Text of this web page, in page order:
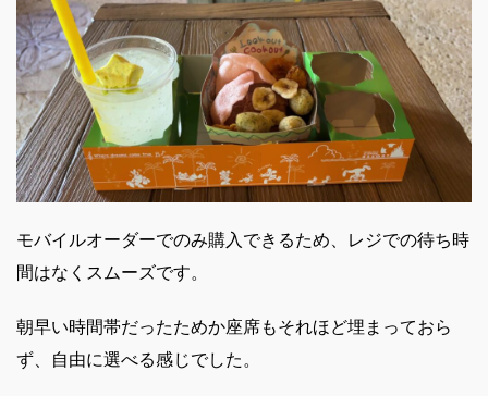
モバイルオーダーでのみ購入できるため、レジでの待ち時
間はなくスムーズです。
朝早い時間帯だったためか座席もそれほど埋まっておら
ず、自由に選べる感じでした。